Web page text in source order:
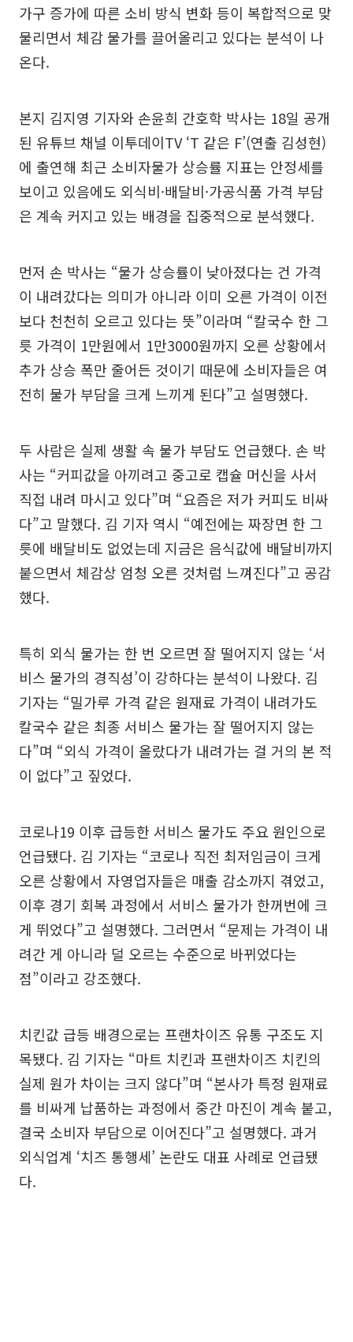
가구 증가에 따른 소비 방식 변화 등이 복합적으로 맞
물리면서 체감 물가를 끌어올리고 있다는 분석이 나
온다.
본지 김지영 기자와 손윤희 간호학 박사는 18일 공개
된 유튜브 채널 이투데이TV ‘T 같은 F’(연출 김성현)
에 출연해 최근 소비자물가 상승률 지표는 안정세를
보이고 있음에도 외식비·배달비·가공식품 가격 부담
은 계속 커지고 있는 배경을 집중적으로 분석했다.
먼저 손 박사는 “물가 상승률이 낮아졌다는 건 가격
이 내려갔다는 의미가 아니라 이미 오른 가격이 이전
보다 천천히 오르고 있다는 뜻”이라며 “칼국수 한 그
릇 가격이 1만원에서 1만3000원까지 오른 상황에서
추가 상승 폭만 줄어든 것이기 때문에 소비자들은 여
전히 물가 부담을 크게 느끼게 된다”고 설명했다.
두 사람은 실제 생활 속 물가 부담도 언급했다. 손 박
사는 “커피값을 아끼려고 중고로 캡슐 머신을 사서
직접 내려 마시고 있다”며 “요즘은 저가 커피도 비싸
다”고 말했다. 김 기자 역시 “예전에는 짜장면 한 그
릇에 배달비도 없었는데 지금은 음식값에 배달비까지
붙으면서 체감상 엄청 오른 것처럼 느껴진다”고 공감
했다.
특히 외식 물가는 한 번 오르면 잘 떨어지지 않는 ‘서
비스 물가의 경직성’이 강하다는 분석이 나왔다. 김
기자는 “밀가루 가격 같은 원재료 가격이 내려가도
칼국수 같은 최종 서비스 물가는 잘 떨어지지 않는
다”며 “외식 가격이 올랐다가 내려가는 걸 거의 본 적
이 없다”고 짚었다.
코로나19 이후 급등한 서비스 물가도 주요 원인으로
언급됐다. 김 기자는 “코로나 직전 최저임금이 크게
오른 상황에서 자영업자들은 매출 감소까지 겪었고,
이후 경기 회복 과정에서 서비스 물가가 한꺼번에 크
게 뛰었다”고 설명했다. 그러면서 “문제는 가격이 내
려간 게 아니라 덜 오르는 수준으로 바뀌었다는
점”이라고 강조했다.
치킨값 급등 배경으로는 프랜차이즈 유통 구조도 지
목됐다. 김 기자는 “마트 치킨과 프랜차이즈 치킨의
실제 원가 차이는 크지 않다”며 “본사가 특정 원재료
를 비싸게 납품하는 과정에서 중간 마진이 계속 붙고,
결국 소비자 부담으로 이어진다”고 설명했다. 과거
외식업계 ‘치즈 통행세’ 논란도 대표 사례로 언급됐
다.